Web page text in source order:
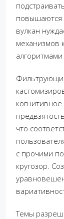
повышаются
вулкан
механизмов
что
с прочими
кругозор.
Темы